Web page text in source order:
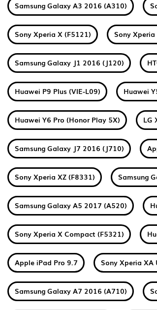
Samsung Galaxy A3 2016 (A310)
Sony Xperia X (F5121) Sony
Samsung Galaxy J1 2016 (J120)
Huawei P9 Plus (VIE-L09) Huawei
Huawei Y6 Pro (Honor Play 5X) LG
Samsung Galaxy J7 2016 (J710)
Sony Xperia XZ (F8331) Samsung
Samsung Galaxy A5 2017 (A520)
Sony Xperia X Compact (F5321)
Apple iPad Pro 9.7 Sony Xperia XA
Samsung Galaxy A7 2016 (A710)